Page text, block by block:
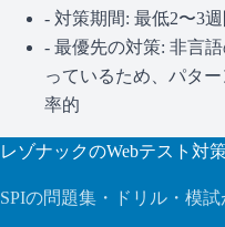
- 対策期間: 最低2〜3
- 最優先の対策: 非言
っているため、パタ
率的
レゾナックのWebテスト対
SPIの問題集・ドリル・模